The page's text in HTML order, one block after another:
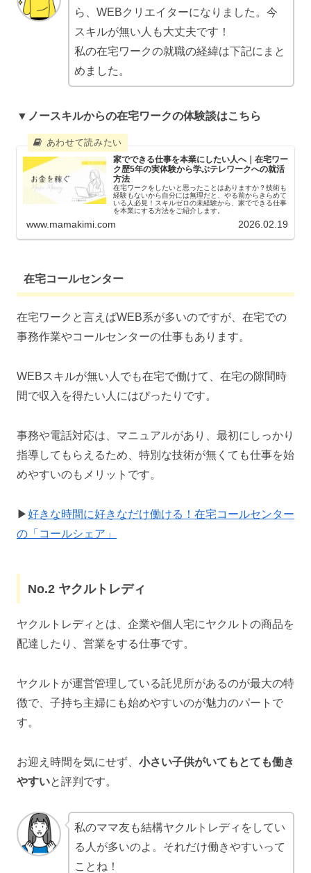
ら、WEBクリエイターになりました。今
スキルが無い人も大丈夫です！
私の在宅ワークの就職の経緯は下記にまと
めました。
▼ ノースキルからの在宅ワークの体験談はこちら
家でできる仕事を本業にしたい人へ｜在宅ワー
ク歴5年の実体験から学ぶテレワークへの就活
方法
在宅ワークをしたいと思ったことはありますか？技術も
経験もないから自分には無理だと、やる前からきらめて
いる人必見！スキルゼロの未経験から、家でできる仕事
を本業にする方法をご紹介します。
www.mamakimi.com 2026.02.19
在宅コールセンター
在宅ワークと言えばWEB系が多いのですが、在宅での
事務作業やコールセンターの仕事もあります。
WEBスキルが無い人でも在宅で働けて、在宅の隙間時
間で収入を得たい人にはぴったりです。
事務や電話対応は、マニュアルがあり、最初にしっかり
指導してもらえるため、特別な技術が無くても仕事を始
めやすいのもメリットです。
▶好きな時間に好きなだけ働ける！在宅コールセンター
の「コールシェア」
No.2 ヤクルトレディ
ヤクルトレディとは、企業や個人宅にヤクルトの商品を
配達したり、営業をする仕事です。
ヤクルトが運営管理している託児所があるのが最大の特
徴で、子持ち主婦にも始めやすいのが魅力のパートで
す。
お迎え時間を気にせず、 小さい子供がいてもとても働き
やすいと評判です。
私のママ友も結構ヤクルトレディをしてい
る人が多いのよ。それだけ働きやすいって
ことね！